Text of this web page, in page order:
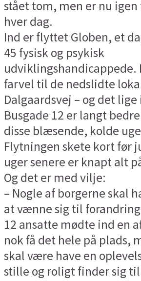
stået tom, men er nu
hver dag.
Ind er flyttet Globen, et
45 fysisk og psykisk
udviklingshandicappede.
farvel til de nedslidte
Dalgaardsvej – og det
Busgade 12 er langt
disse blæsende, kolde
Flytningen skete kort før
uger senere er knapt alt
Og det er med vilje:
– Nogle af borgerne skal
at vænne sig til
12 ansatte mødte ind en
nok få det hele på plads,
skal være have en
stille og roligt finder sig